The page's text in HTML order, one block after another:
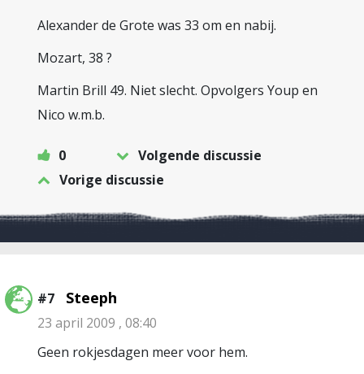
Alexander de Grote was 33 om en nabij.
Mozart, 38 ?
Martin Brill 49. Niet slecht. Opvolgers Youp en
Nico w.m.b.
0
Volgende discussie
Vorige discussie
#7 Steeph
23 april 2009 , 08:40
Geen rokjesdagen meer voor hem.